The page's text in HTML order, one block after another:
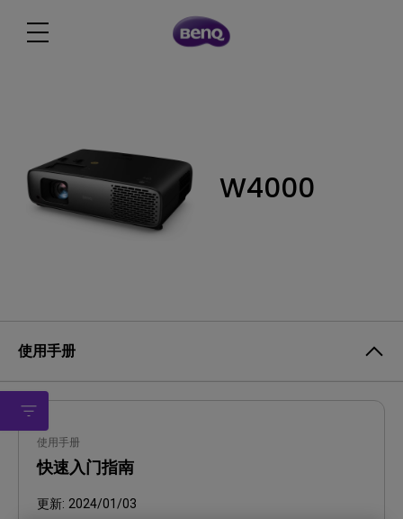
W4000
使用手册
使用手册
快速入门指南
更新: 2024/01/03